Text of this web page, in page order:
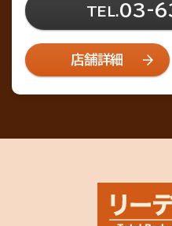
TEL.03-
店舗詳細